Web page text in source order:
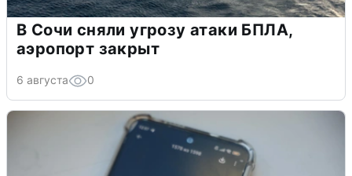
В Сочи сняли угрозу атаки БПЛА,
аэропорт закрыт
6 августа 0